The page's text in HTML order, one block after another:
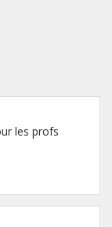
les profs